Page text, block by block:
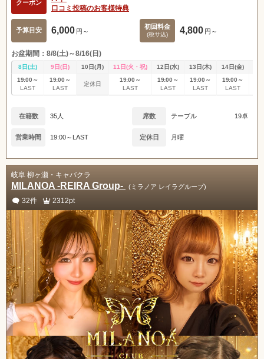
クーポン
口コミ投稿のお客様特典
予算目安 6,000 円～
初回料金
(税サ込) 4,800 円～
お盆期間：8/8(土)～8/16(日)
8日(土) 9日(日) 10日(月) 11日(火・祝) 12日(水) 13日(木) 14日(金)
19:00～
LAST
19:00～
LAST
定休日
19:00～
LAST
19:00～
LAST
19:00～
LAST
19:00～
LAST
在籍数 35人 席数 テーブル 19卓
営業時間 19:00～LAST 定休日 月曜
岐阜 柳ヶ瀬・キャバクラ
MILANOA -REIRA Group- (ミラノア レイラグループ)
32件 2312pt
女の子ログイン
店舗ログイン
新規会員登録
関東
東海 関西
中四国 九州